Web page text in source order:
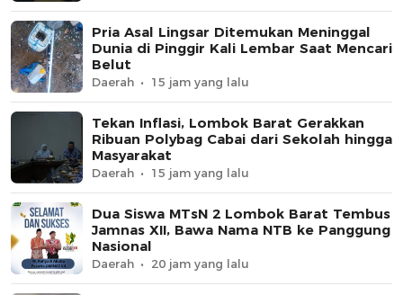
Pria Asal Lingsar Ditemukan Meninggal
Dunia di Pinggir Kali Lembar Saat Mencari
Belut
Daerah 15 jam yang lalu
Tekan Inflasi, Lombok Barat Gerakkan
Ribuan Polybag Cabai dari Sekolah hingga
Masyarakat
Daerah 15 jam yang lalu
Dua Siswa MTsN 2 Lombok Barat Tembus
Jamnas XII, Bawa Nama NTB ke Panggung
Nasional
Daerah 20 jam yang lalu